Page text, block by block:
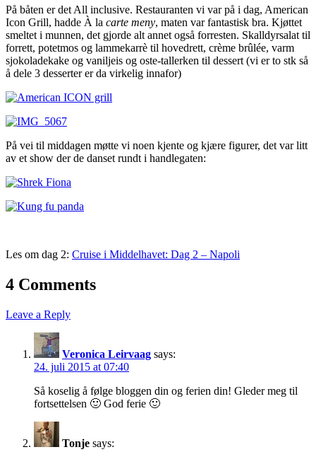
På båten er det All inclusive. Restauranten vi var på i dag, American
Icon Grill, hadde À la carte meny, maten var fantastisk bra. Kjøttet
smeltet i munnen, det gjorde alt annet også forresten. Skalldyrsalat til
forrett, potetmos og lammekarrè til hovedrett, crème brûlée, varm
sjokoladekake og vaniljeis og oste-tallerken til dessert (vi er to stk så
å dele 3 desserter er da virkelig innafor)
På vei til middagen møtte vi noen kjente og kjære figurer, det var litt
av et show der de danset rundt i handlegaten:
Les om dag 2: Cruise i Middelhavet: Dag 2 – Napoli
4 Comments
Leave a Reply
Veronica Leirvaag says:
24. juli 2015 at 07:40
Så koselig å følge bloggen din og ferien din! Gleder meg til
fortsettelsen 🙂 God ferie 🙂
Tonje says: